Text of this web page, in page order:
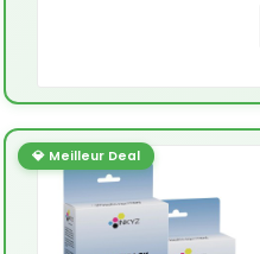
💎 Meilleur Deal